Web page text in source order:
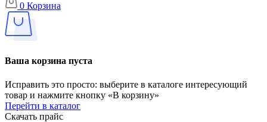
0 Корзина
Ваша корзина пуста
Исправить это просто: выберите в каталоге интересующий
товар и нажмите кнопку «В корзину»
Перейти в каталог
Скачать прайс